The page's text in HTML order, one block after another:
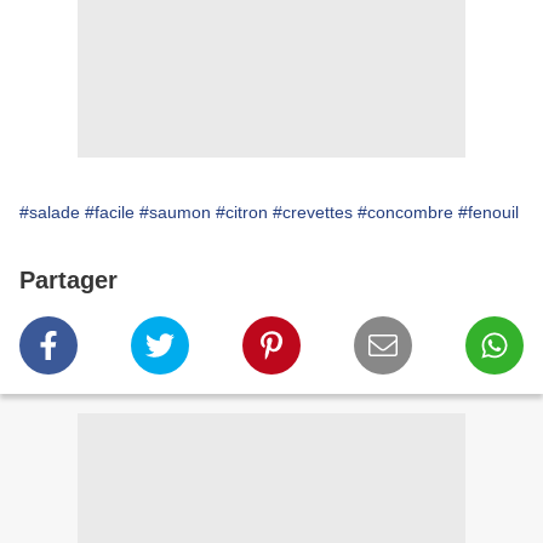
#salade #facile #saumon #citron #crevettes #concombre #fenouil
Partager